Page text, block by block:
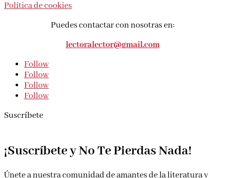
Política de cookies
Puedes contactar con nosotras en:
lectoralector@gmail.com
Follow
Follow
Follow
Follow
Suscríbete
¡Suscríbete y No Te Pierdas Nada!
Únete a nuestra comunidad de amantes de la literatura y